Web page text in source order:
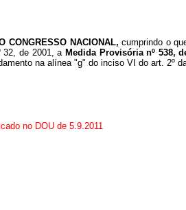
CONGRESSO NACIONAL,cumprindo o
32, de 2001, a Medida Provisória nº 538,
na alínea "g" do inciso VI do art. 2º
no DOU de 5.9.2011